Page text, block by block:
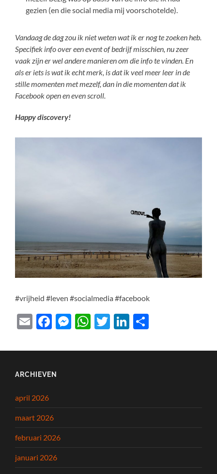
gezien (en die social media mij voorschotelde).
Vandaag de dag zou ik niet weten wat ik er nog te zoeken heb.
Specifiek info over een event of bedrijf misschien, nu zeer
vaak zijn er wel andere manieren om die info te vinden. En
als er iets is wat ik echt merk, is dat ik veel meer leer in de
stille momenten met mezelf, dan in die momenten dat ik
Facebook open en even scroll.
Happy discovery!
#vrijheid #leven #socialmedia #facebook
EmailFacebook
Messenger
WhatsApp
TwitterLinkedIn
ARCHIEVEN
april 2026
maart 2026
februari 2026
januari 2026